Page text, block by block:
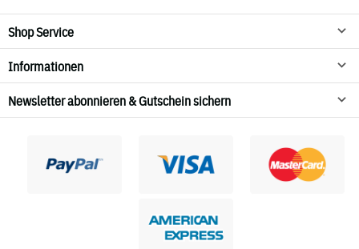
100 % Merinowolle
Handwäsche
nicht in den Wäschetrockner geben
Shop Service
Informationen
Newsletter abonnieren & Gutschein sichern